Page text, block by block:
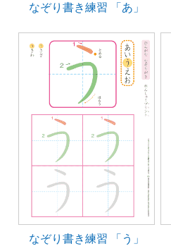
なぞり書き練習 「あ」
なぞり書き練習 「う」